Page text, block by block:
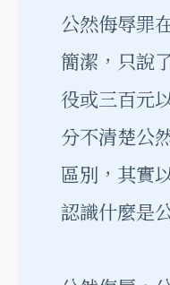
公然侮辱罪
簡潔，只說
役或三百元
分不清楚公
區別，其實
認識什麼是